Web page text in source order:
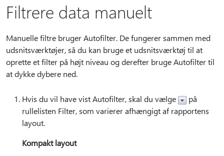
Filtrere data manuelt
Manuelle filtre bruger Autofilter. De fungerer sammen med
udsnitsværktøjer, så du kan bruge et udsnitsværktøj til at
oprette et filter på højt niveau og derefter bruge Autofilter til
at dykke dybere ned.
Hvis du vil have vist Autofilter, skal du vælge
på
rullelisten Filter, som varierer afhængigt af rapportens
layout.
Kompakt layout